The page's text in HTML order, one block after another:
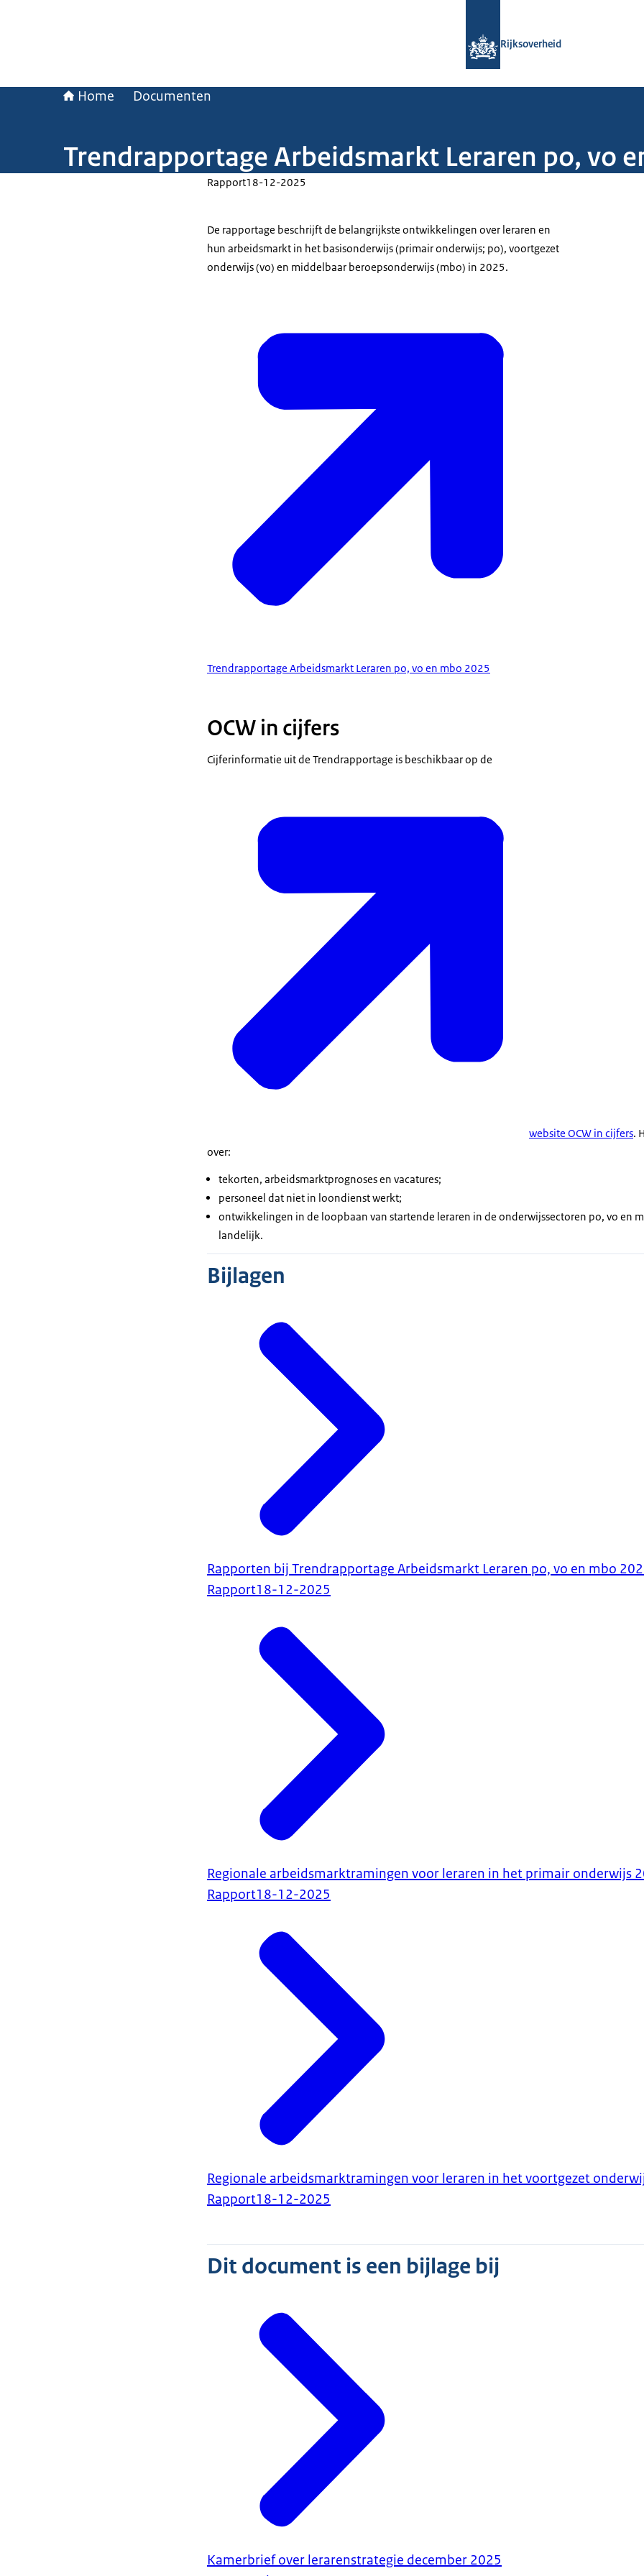
Rijksoverheid
Home Documenten
Trendrapportage Arbeidsmarkt Leraren po, vo
Rapport18-12-2025
De rapportage beschrijft de belangrijkste ontwikkelingen over leraren en
hun arbeidsmarkt in het basisonderwijs (primair onderwijs; po), voortgezet
onderwijs (vo) en middelbaar beroepsonderwijs (mbo) in 2025.
Trendrapportage Arbeidsmarkt Leraren po, vo en mbo 2025
OCW in cijfers
Cijferinformatie uit de Trendrapportage is beschikbaar op de
website OCW in cijfers.
over:
tekorten, arbeidsmarktprognoses en vacatures;
personeel dat niet in loondienst werkt;
ontwikkelingen in de loopbaan van startende leraren in de onderwijssectoren po, vo en
landelijk.
Bijlagen
Rapporten bij Trendrapportage Arbeidsmarkt Leraren po, vo en mbo
Rapport18-12-2025
Regionale arbeidsmarktramingen voor leraren in het primair onderwijs
Rapport18-12-2025
Regionale arbeidsmarktramingen voor leraren in het voortgezet
Rapport18-12-2025
Dit document is een bijlage bij
Kamerbrief over lerarenstrategie december 2025